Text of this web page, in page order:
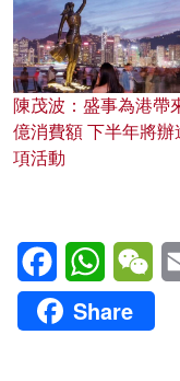
陳茂波：盛事為港帶
億消費額 下半年將辦
項活動
Facebook
Share